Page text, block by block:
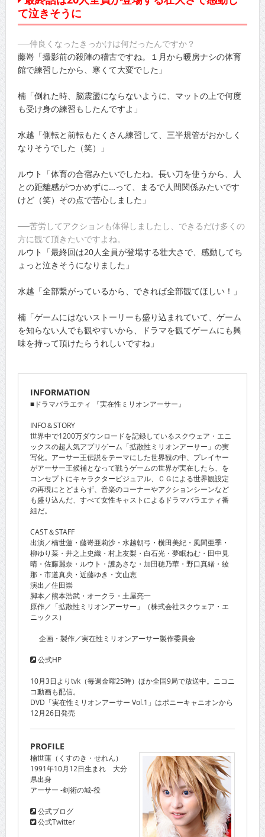
て泣きそうに
──仲良くなったきっかけは何だったんですか？
藤嵜「撮影前の殺陣の稽古ですね。１月から暖房ナシの体育
館で練習したから、寒くて大変でした」
楠「倒れた時、脳震盪にならないように、マットの上で何度
も受け身の練習もしたんですよ」
水越「側転と前転もたくさん練習して、三半規管がおかしく
なりそうでした（笑）」
ルウト「体育の合宿みたいでしたね。長い刀を使うから、人
との距離感がつかめずに…って、まるで人間関係みたいです
けど（笑）その点で苦心しました」
──苦労してアクションも体得しましたし、できるだけ多くの
方に観て頂きたいですよね。
ルウト「最終回は20人全員が登場する壮大さで、感動してち
ょっと泣きそうになりました」
水越「全部繋がっているから、できれば全部観てほしい！」
楠「ゲームにはないストーリーも盛り込まれていて、ゲーム
を知らない人でも観やすいから、ドラマを観てゲームにも興
味を持って頂けたらうれしいですね」
INFORMATION
■ドラマバラエティ 『実在性ミリオンアーサー』
INFO＆STORY
世界中で1200万ダウンロードを記録しているスクウェア・エニ
ックスの超人気アプリゲーム「拡散性ミリオンアーサー」の実
写化。アーサー王伝説をテーマにした世界観の中、プレイヤー
がアーサー王候補となって戦うゲームの世界が実在したら、を
コンセプトにキャラクタービジュアル、ＣＧによる世界観設定
の再現にとどまらず、音楽のコーナーやアクションシーンなど
も盛り込んだ、すべて女性キャストによるドラマバラエティ番
組だ。
CAST＆STAFF
出演／楠世蓮・藤嵜亜莉沙・水越朝弓・横田美紀・風間亜季・
柳ゆり菜・井之上史織・村上友梨・白石光・夢眠ねむ・田中見
晴・佐藤麗奈・ルウト・護あさな・加田穂乃華・野口真緒・綾
那・市道真央・近藤ゆき・文山恵
演出／住田崇
脚本／熊本浩武・オークラ・土屋亮一
原作／「拡散性ミリオンアーサー」（株式会社スクウェア・エ
ニックス）
企画・製作／実在性ミリオンアーサー製作委員会
公式HP
10月3日よりtvk（毎週金曜25時）ほか全国9局で放送中。ニコニ
コ動画も配信。
DVD「実在性ミリオンアーサー Vol.1」はポニーキャニオンから
12月26日発売
PROFILE
楠世蓮（くすのき・せれん）
1991年10月12日生まれ 大分
県出身
アーサー -剣術の城-役
公式ブログ
公式Twitter